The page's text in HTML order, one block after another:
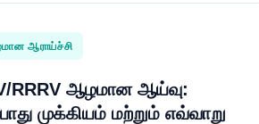
ஆராய்ச்சி
RRRV ஆழமான ஆய்வு:
முக்கியம் மற்றும் எவ்வாறு